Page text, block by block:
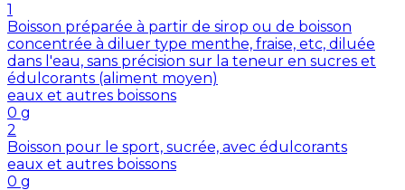
1
Boisson préparée à partir de sirop ou de boisson
concentrée à diluer type menthe, fraise, etc, diluée
dans l'eau, sans précision sur la teneur en sucres et
édulcorants (aliment moyen)
eaux et autres boissons
0 g
2
Boisson pour le sport, sucrée, avec édulcorants
eaux et autres boissons
0 g